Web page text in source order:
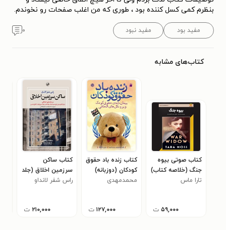
بنظرم کمی کسل کننده بود ، طوری که من اغلب صفحات رو نخوندم.
مفید بود مفید نبود ۰
کتاب‌های مشابه
کتاب صوتی بیوه
جنگ (خلاصه کتاب)
تارا ماس
۵۹,۰۰۰ ت
کتاب زنده باد حقوق
کودکان (دوزبانه)
محمدمهدی
۱۲۷,۰۰۰ ت
کتاب ساکن
سرزمین اخلاق (جلد
سوم)
راس شفر لانداو
۲۱۰,۰۰۰ ت